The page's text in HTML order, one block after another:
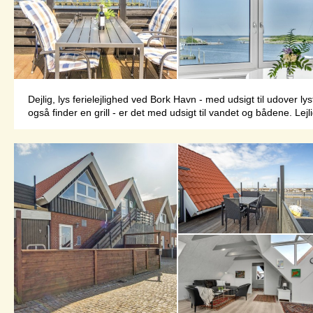
Dejlig, lys ferielejlighed ved Bork Havn - med udsigt til udover
også finder en grill - er det med udsigt til vandet og bådene.